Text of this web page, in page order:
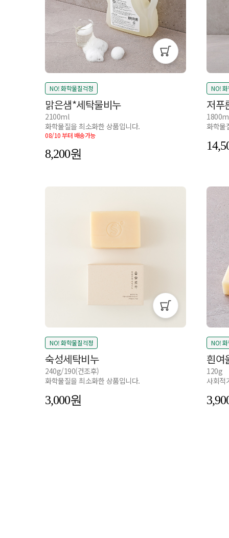
NO! 화학물질걱정
맑은샘*세탁물비누
2100ml
화학물질을 최소화한 상품입니다.
08/10 부터 배송가능
8,200
NO!
저푸
화학물
NO! 화학물질걱정
숙성세탁비누
240g/190(건조후)
화학물질을 최소화한 상품입니다.
3,000
NO!
흰여
120g
사회적